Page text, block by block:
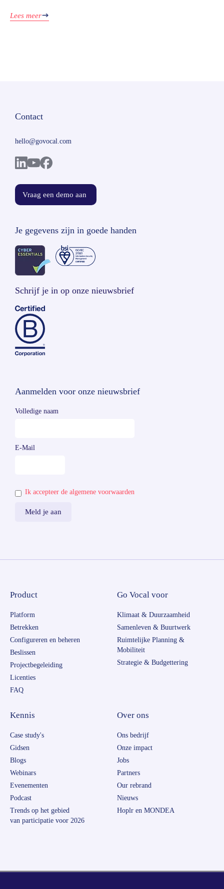
Lees meer
Contact
hello@govocal.com
Vraag een demo aan
Je gegevens zijn in goede handen
Schrijf je in op onze nieuwsbrief
Aanmelden voor onze nieuwsbrief
Volledige naam
E-Mail
Ik accepteer de algemene voorwaarden
Product
Platform
Betrekken
Configureren en beheren
Beslissen
Projectbegeleiding
Licenties
FAQ
Go Vocal voor
Klimaat & Duurzaamheid
Samenleven & Buurtwerk
Ruimtelijke Planning &
Mobiliteit
Strategie & Budgettering
Kennis
Case study's
Gidsen
Blogs
Webinars
Evenementen
Podcast
Trends op het gebied
van participatie voor 2026
Over ons
Ons bedrijf
Onze impact
Jobs
Partners
Our rebrand
Nieuws
Hoplr en MONDEA